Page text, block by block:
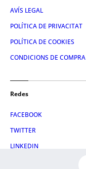
AVÍS LEGAL
POLÍTICA DE PRIVACITAT
POLÍTICA DE COOKIES
CONDICIONS DE COMPRA
Redes
FACEBOOK
TWITTER
LINKEDIN